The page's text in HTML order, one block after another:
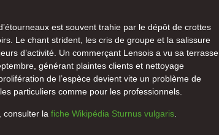
est souvent trahie par le dépôt de crottes
Le chant strident, les cris de groupe et la salissure
d’activité. Un commerçant Lensois a vu sa terrasse
générant plaintes clients et nettoyage
de l’espèce devient vite un problème de
particuliers comme pour les professionnels.
consulter lafiche Wikipédia Sturnus vulgaris